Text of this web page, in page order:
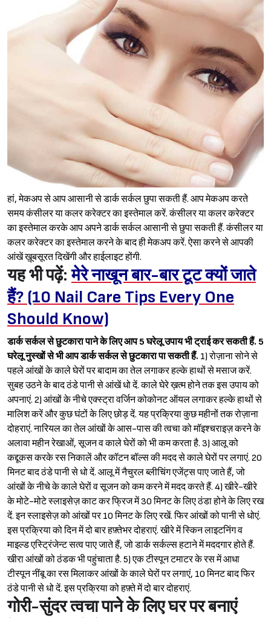
Sign in
हां, मेकअप से आप आसानी से डार्क सर्कल छुपा सकती हैं. आप मेकअप करते
समय कंसीलर या कलर करेक्टर का इस्तेमाल करें. कंसीलर या कलर करेक्टर
का इस्तेमाल करके आप अपने डार्क सर्कल आसानी से छुपा सकती हैं. कंसीलर या
कलर करेक्टर का इस्तेमाल करने के बाद ही मेकअप करें. ऐसा करने से आपकी
आंखें ख़ूबसूरत दिखेंगी और हाईलाइट होंगी.
यह भी पढ़ें:मेरे नाखून बार-बार टूट क्यों जाते
हैं? (10 Nail Care Tips Every One
Should Know)
डार्क सर्कल से छुटकारा पाने के लिए आप 5 घरेलू उपाय भी ट्राई कर सकती हैं. 5
घरेलू नुस्खों से भी आप डार्क सर्कल से छुटकारा पा सकती हैं. 1) रोज़ाना सोने से
पहले आंखों के काले घेरों पर बादाम का तेल लगाकर हल्के हाथों से मसाज करें.
सुबह उठने के बाद ठंडे पानी से आंखें धो दें. काले घेरे ख़त्म होने तक इस उपाय को
अपनाएं. 2) आंखों के नीचे एक्स्ट्रा वर्जिन कोकोनट ऑयल लगाकर हल्के हाथों से
मालिश करें और कुछ घंटों के लिए छोड़ दें. यह प्रक्रिया कुछ महीनों तक रोज़ाना
दोहराएं. नारियल का तेल आंखों के आस-पास की त्वचा को मॉइश्‍चराइज़ करने के
अलावा महीन रेखाओं, सूजन व काले घेरों को भी कम करता है. 3) आलू को
कद्दूकस करके रस निकालें और कॉटन बॉल्स की मदद से काले घेरों पर लगाएं. 20
मिनट बाद ठंडे पानी से धो दें. आलू में नैचुरल ब्लीचिंग एजेंट्स पाए जाते हैं, जो
आंखों के नीचे के काले घेरों व सूजन को कम करने में मदद करते हैं. 4) खीरे-खीरे
के मोटे-मोटे स्लाइसेज़ काट कर फ्रिज में 30 मिनट के लिए ठंडा होने के लिए रख
दें. इन स्लाइसेज़ को आंखों पर 10 मिनट के लिए रखें. फिर आंखों को पानी से धोएं.
इस प्रक्रिया को दिन में दो बार हफ़्तेभर दोहराएं. खीरे में स्किन लाइटनिंग व
माइल्ड एस्ट्रिंजेन्ट सत्व पाए जाते हैं, जो डार्क सर्कल्स हटाने में मददगार होते हैं.
खीरा आंखों को ठंडक भी पहुंचाता है. 5) एक टीस्पून टमाटर के रस में आधा
टीस्पून नींबू का रस मिलाकर आंखों के काले घेरों पर लगाएं, 10 मिनट बाद फिर
ठंडे पानी से धो दें. इस प्रक्रिया को हफ़्ते में दो बार दोहराएं.
गोरी-सुंदर त्वचा पाने के लिए घर पर बनाएं